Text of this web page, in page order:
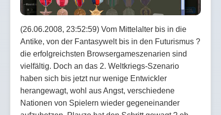
(26.06.2008, 23:52:59) Vom Mittelalter bis in die
Antike, von der Fantasywelt bis in den Futurismus ?
die erfolgreichsten Browsergameszenarien sind
vielfältig. Doch an das 2. Weltkriegs-Szenario
haben sich bis jetzt nur wenige Entwickler
herangewagt, wohl aus Angst, verschiedene
Nationen von Spielern wieder gegeneinander